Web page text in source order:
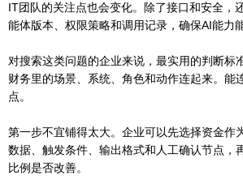
IT团队的关注点也会变化。除了接口和安全，
能体版本、权限策略和调用记录，确保AI能力
对搜索这类问题的企业来说，最实用的判断标
财务里的场景、系统、角色和动作连起来。能
点。
第一步不宜铺得太大。企业可以先选择资金作
数据、触发条件、输出格式和人工确认节点，
比例是否改善。